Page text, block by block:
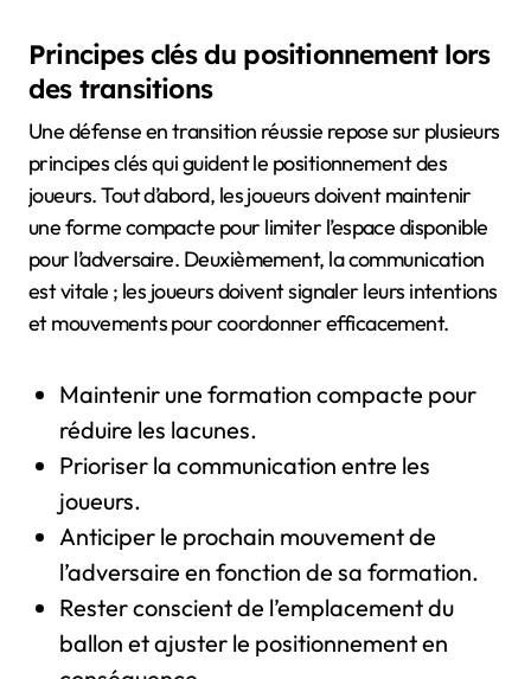
Principes clés du positionnement lors
des transitions
Une défense en transition réussie repose sur plusieurs
principes clés qui guident le positionnement des
joueurs. Tout d’abord, les joueurs doivent maintenir
une forme compacte pour limiter l’espace disponible
pour l’adversaire. Deuxièmement, la communication
est vitale ; les joueurs doivent signaler leurs intentions
et mouvements pour coordonner efficacement.
Maintenir une formation compacte pour
réduire les lacunes.
Prioriser la communication entre les
joueurs.
Anticiper le prochain mouvement de
l’adversaire en fonction de sa formation.
Rester conscient de l’emplacement du
ballon et ajuster le positionnement en